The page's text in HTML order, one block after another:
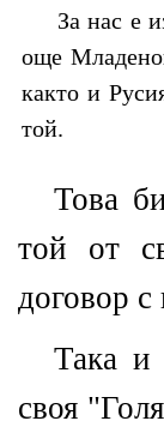
За нас е
още
както и
той.
Това
той от
договор с
Така и
своя